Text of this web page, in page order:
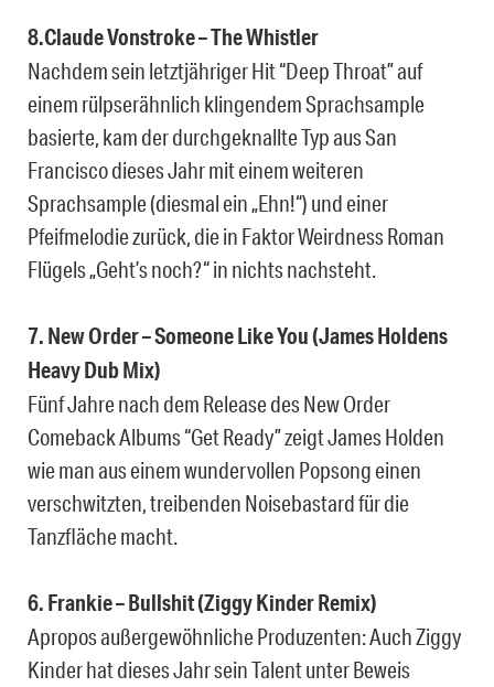
8.Claude Vonstroke – The Whistler
Nachdem sein letztjähriger Hit “Deep Throat” auf
einem rülpserähnlich klingendem Sprachsample
basierte, kam der durchgeknallte Typ aus San
Francisco dieses Jahr mit einem weiteren
Sprachsample (diesmal ein „Ehn!“) und einer
Pfeifmelodie zurück, die in Faktor Weirdness Roman
Flügels „Geht’s noch?“ in nichts nachsteht.
7. New Order – Someone Like You (James Holdens
Heavy Dub Mix)
Fünf Jahre nach dem Release des New Order
Comeback Albums “Get Ready” zeigt James Holden
wie man aus einem wundervollen Popsong einen
verschwitzten, treibenden Noisebastard für die
Tanzfläche macht.
6. Frankie – Bullshit (Ziggy Kinder Remix)
Apropos außergewöhnliche Produzenten: Auch Ziggy
Kinder hat dieses Jahr sein Talent unter Beweis